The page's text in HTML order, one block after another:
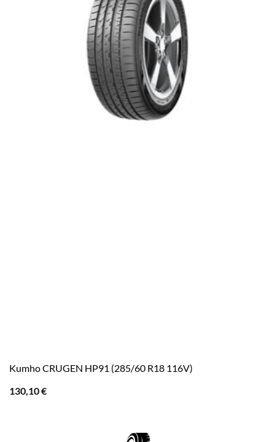
Kumho CRUGEN HP91 (285/60 R18 116V)
130,10€